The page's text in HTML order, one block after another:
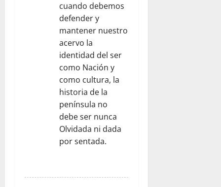
cuando debemos
defender y
mantener nuestro
acervo la
identidad del ser
como Nación y
como cultura, la
historia de la
península no
debe ser nunca
Olvidada ni dada
por sentada.